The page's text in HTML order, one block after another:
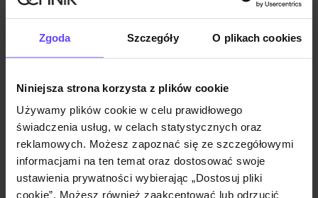
Zgoda Szczegóły O plikach cookies
Niniejsza strona korzysta z plików cookie
Używamy plików cookie w celu prawidłowego
świadczenia usług, w celach statystycznych oraz
reklamowych. Możesz zapoznać się ze szczegółowymi
informacjami na ten temat oraz dostosować swoje
ustawienia prywatności wybierając „Dostosuj pliki
cookie”. Możesz również zaakceptować lub odrzucić
Nowość Premium NEW20
Krótkie wełniane futro damskie w granatowym kolorze
1699,00 zł